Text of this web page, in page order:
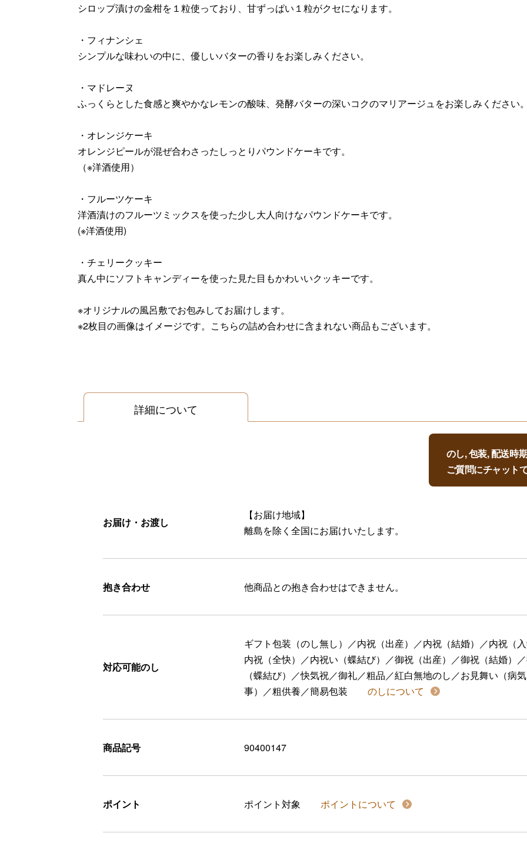
シロップ漬けの金柑を１粒使っており、甘ずっぱい１粒がクセになります。
・フィナンシェ
シンプルな味わいの中に、優しいバターの香りをお楽しみください。
・マドレーヌ
ふっくらとした食感と爽やかなレモンの酸味、発酵バターの深いコクのマリアージュをお楽しみください。
・オレンジケーキ
オレンジピールが混ぜ合わさったしっとりパウンドケーキです。
（※洋酒使用）
・フルーツケーキ
洋酒漬けのフルーツミックスを使った少し大人向けなパウンドケーキです。
(※洋酒使用)
・チェリークッキー
真ん中にソフトキャンディーを使った見た目もかわいいクッキーです。
※オリジナルの風呂敷でお包みしてお届けします。
※2枚目の画像はイメージです。こちらの詰め合わせに含まれない商品もございます。
詳細について
のし, 包装, 配送時
ご質問にチャット
お届け・お渡し
【お届け地域】
離島を除く全国にお届けいたします。
抱き合わせ 他商品との抱き合わせはできません。
対応可能のし
ギフト包装（のし無し）／内祝（出産）／内祝（結婚）／内祝（
内祝（全快）／内祝い（蝶結び）／御祝（出産）／御祝（結婚）
（蝶結び）／快気祝／御礼／粗品／紅白無地のし／お見舞い（病
事）／粗供養／簡易包装
のしについて
商品記号 90400147
ポイント ポイント対象 ポイントについて